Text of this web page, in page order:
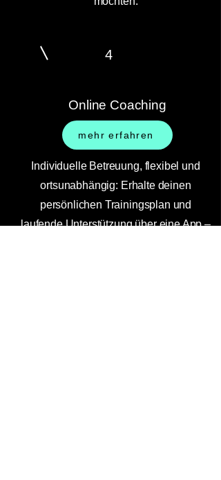
4
Online Coaching
mehr erfahren
Individuelle Betreuung, flexibel und
ortsunabhängig: Erhalte deinen
persönlichen Trainingsplan und
laufende Unterstützung über eine App –